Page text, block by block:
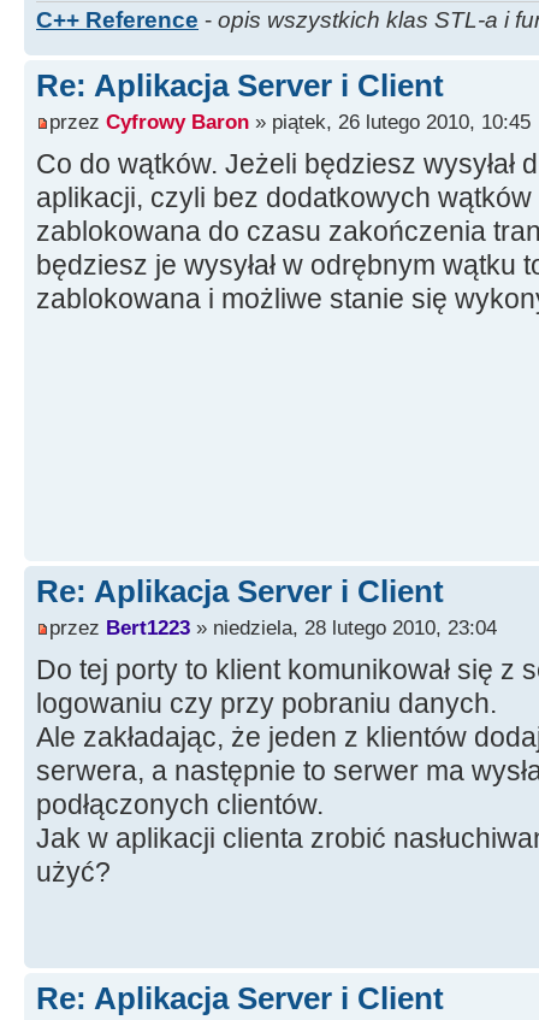
C++ Reference - opis wszystkich klas STL-a i
Re: Aplikacja Server i Client
przez Cyfrowy Baron » piątek, 26 lutego 2010, 10:45
Co do wątków. Jeżeli będziesz wysyłał
aplikacji, czyli bez dodatkowych
zablokowana do czasu zakończenia
będziesz je wysyłał w odrębnym wątku
zablokowana i możliwe stanie się
Re: Aplikacja Server i Client
przez Bert1223 » niedziela, 28 lutego 2010, 23:04
Do tej porty to klient komunikował się z
logowaniu czy przy pobraniu danych.
Ale zakładając, że jeden z klientów
serwera, a następnie to serwer ma
podłączonych clientów.
Jak w aplikacji clienta zrobić
użyć?
Re: Aplikacja Server i Client